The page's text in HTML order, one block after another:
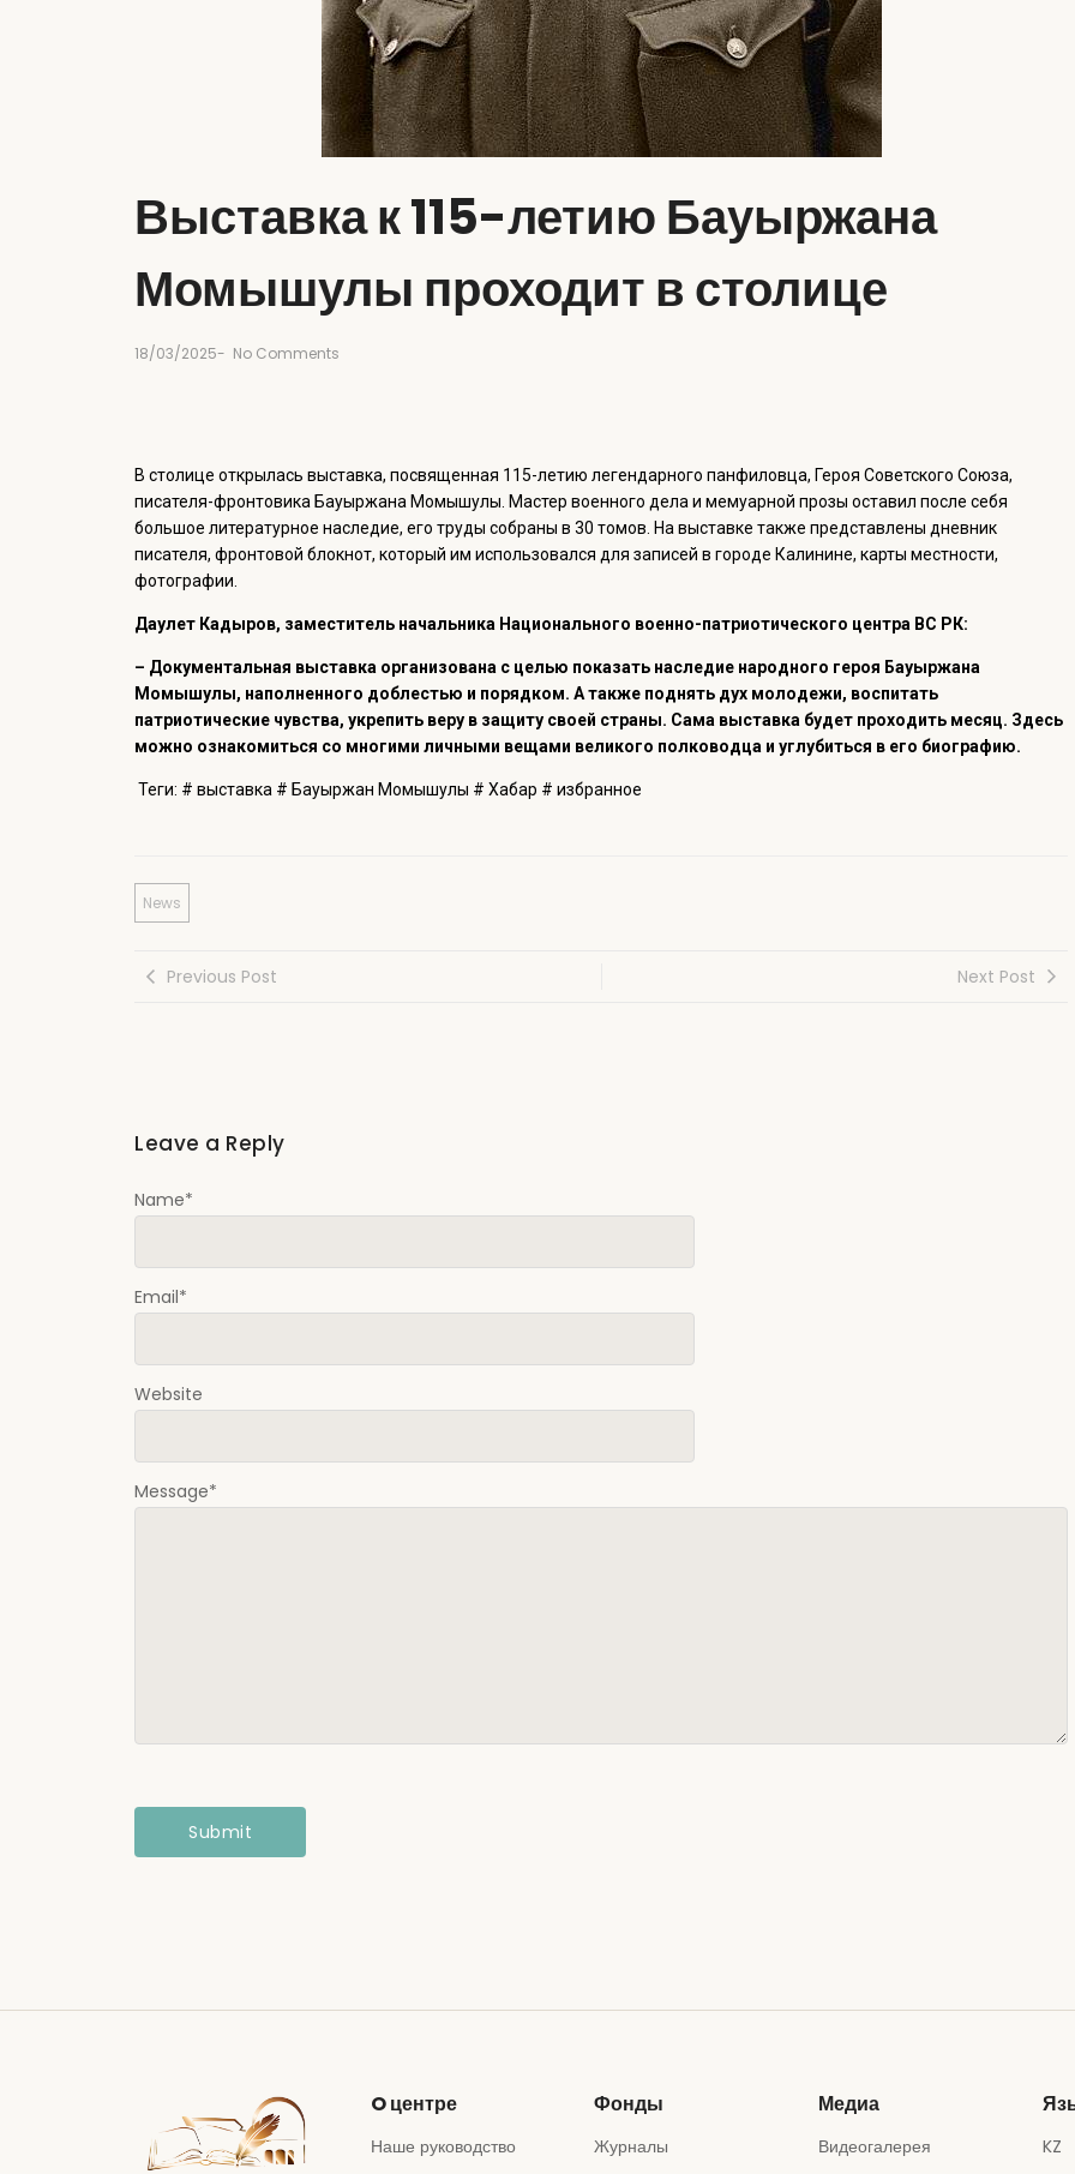
Выставка к 115-летию Бауыржана
Момышулы проходит в столице
18/03/2025- No Comments
В столице открылась выставка, посвященная 115-летию легендарного панфиловца, Героя Советского Союза,
писателя-фронтовика Бауыржана Момышулы. Мастер военного дела и мемуарной прозы оставил после себя
большое литературное наследие, его труды собраны в 30 томов. На выставке также представлены дневник
писателя, фронтовой блокнот, который им использовался для записей в городе Калинине, карты местности,
фотографии.
Даулет Кадыров, заместитель начальника Национального военно-патриотического центра ВС РК:
– Документальная выставка организована с целью показать наследие народного героя Бауыржана
Момышулы, наполненного доблестью и порядком. А также поднять дух молодежи, воспитать
патриотические чувства, укрепить веру в защиту своей страны. Сама выставка будет проходить месяц. Здесь
можно ознакомиться со многими личными вещами великого полководца и углубиться в его биографию.
Теги: # выставка # Бауыржан Момышулы # Хабар # избранное
News
Previous Post Next Post
Leave a Reply
Message*
Name*
Email*
Website
O центре
Наше руководство
Фонды
Журналы
Медиа
Видеогалерея KZ